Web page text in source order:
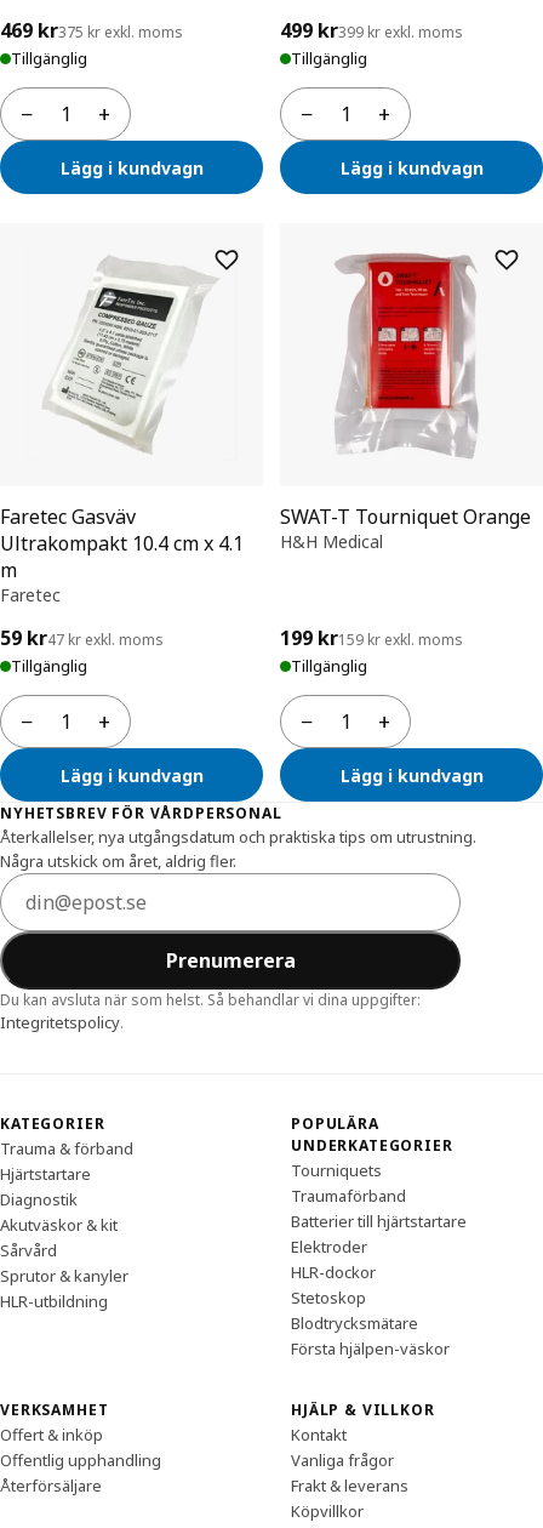
469 kr375 kr exkl. moms
Tillgänglig
−
Antal +
Lägg i kundvagn
499 kr399 kr exkl. moms
Tillgänglig
−
Antal +
Lägg i kundvagn
Faretec Gasväv
Ultrakompakt 10.4 cm x 4.1
m
Faretec
59 kr47 kr exkl. moms
Tillgänglig
−
Antal +
Lägg i kundvagn
SWAT-T Tourniquet Orange
H&H Medical
199 kr159 kr exkl. moms
Tillgänglig
−
Antal +
Lägg i kundvagn
Sidfot
NYHETSBREV FÖR VÅRDPERSONAL
Återkallelser, nya utgångsdatum och praktiska tips om utrustning.
Några utskick om året, aldrig fler.
E-postadress
Prenumerera
Du kan avsluta när som helst. Så behandlar vi dina uppgifter:
Integritetspolicy.
KATEGORIER
Trauma & förband
Hjärtstartare
Diagnostik
Akutväskor & kit
Sårvård
Sprutor & kanyler
HLR-utbildning
POPULÄRA
UNDERKATEGORIER
Tourniquets
Traumaförband
Batterier till hjärtstartare
Elektroder
HLR-dockor
Stetoskop
Blodtrycksmätare
Första hjälpen-väskor
VERKSAMHET
Offert & inköp
Offentlig upphandling
Återförsäljare
HJÄLP & VILLKOR
Kontakt
Vanliga frågor
Frakt & leverans
Köpvillkor